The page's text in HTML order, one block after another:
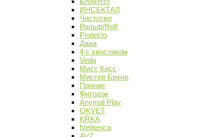
ИНСЕКТАЛ
Чистотел
Рольф/Rolf
Protecto
Дана
4 с хвостиком
Veda
Мисс Кисс
Мистер Бруно
Прочие
Фитодок
Anymal Play
OKVET
KRKA
Neoterica